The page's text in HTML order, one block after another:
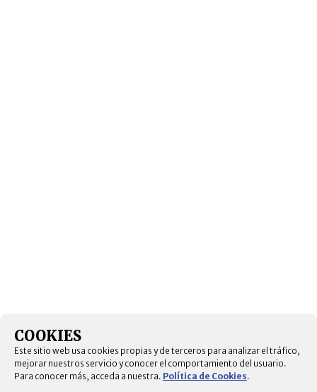
COOKIES
Este sitio web usa cookies propias y de terceros para analizar el tráfico,
mejorar nuestros servicio y conocer el comportamiento del usuario.
Para conocer más, acceda a nuestra. Política de Cookies.